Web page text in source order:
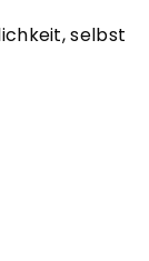
selbst